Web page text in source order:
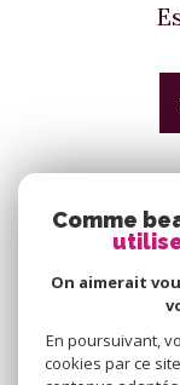
Comme
On aimerait
En poursuivant,
cookies par ce